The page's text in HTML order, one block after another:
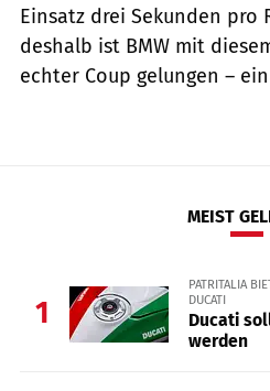
Einsatz drei Sekunden pro
deshalb ist BMW mit
echter Coup gelungen –
MEIST
1
PATRITALIA
DUCATI
Ducati
werden